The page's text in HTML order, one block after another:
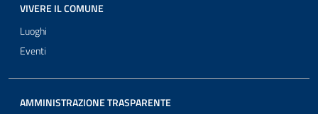
VIVERE IL COMUNE
Luoghi
Eventi
AMMINISTRAZIONE TRASPARENTE